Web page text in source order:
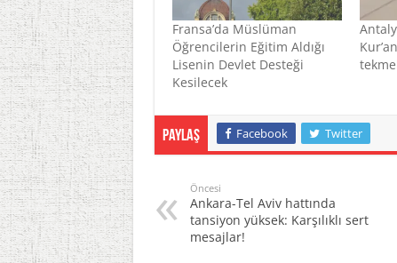
Fransa’da Müslüman
Öğrencilerin Eğitim Aldığı
Lisenin Devlet Desteği
Kesilecek
Paylaş Facebook Twitter
Öncesi
Ankara-Tel Aviv hattında
tansiyon yüksek: Karşılıklı sert
mesajlar!